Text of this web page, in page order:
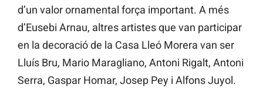
d’un valor ornamental força important. A més
d’Eusebi Arnau, altres artistes que van participar
en la decoració de la Casa Lleó Morera van ser
Lluís Bru, Mario Maragliano, Antoni Rigalt, Antoni
Serra, Gaspar Homar, Josep Pey i Alfons Juyol.